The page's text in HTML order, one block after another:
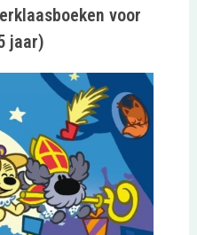
voor
jaar)